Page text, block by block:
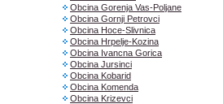
Obcina Gorenja Vas-Poljane
Obcina Gornji Petrovci
Obcina Hoce-Slivnica
Obcina Hrpelje-Kozina
Obcina Ivancna Gorica
Obcina Jursinci
Obcina Kobarid
Obcina Komenda
Obcina Krizevci